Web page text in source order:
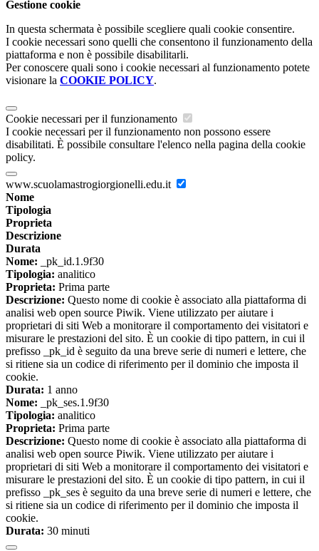
Gestione cookie
In questa schermata è possibile scegliere quali cookie consentire.
I cookie necessari sono quelli che consentono il funzionamento della
piattaforma e non è possibile disabilitarli.
Per conoscere quali sono i cookie necessari al funzionamento potete
visionare la COOKIE POLICY.
Cookie necessari per il funzionamento
I cookie necessari per il funzionamento non possono essere
disabilitati. È possibile consultare l'elenco nella pagina della cookie
policy.
www.scuolamastrogiorgionelli.edu.it
Nome
Tipologia
Proprieta
Descrizione
Durata
Nome: _pk_id.1.9f30
Tipologia: analitico
Proprieta: Prima parte
Descrizione: Questo nome di cookie è associato alla piattaforma di
analisi web open source Piwik. Viene utilizzato per aiutare i
proprietari di siti Web a monitorare il comportamento dei visitatori e
misurare le prestazioni del sito. È un cookie di tipo pattern, in cui il
prefisso _pk_id è seguito da una breve serie di numeri e lettere, che
si ritiene sia un codice di riferimento per il dominio che imposta il
cookie.
Durata: 1 anno
Nome: _pk_ses.1.9f30
Tipologia: analitico
Proprieta: Prima parte
Descrizione: Questo nome di cookie è associato alla piattaforma di
analisi web open source Piwik. Viene utilizzato per aiutare i
proprietari di siti Web a monitorare il comportamento dei visitatori e
misurare le prestazioni del sito. È un cookie di tipo pattern, in cui il
prefisso _pk_ses è seguito da una breve serie di numeri e lettere, che
si ritiene sia un codice di riferimento per il dominio che imposta il
cookie.
Durata: 30 minuti